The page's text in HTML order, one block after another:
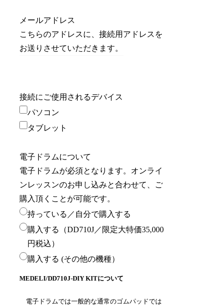
メールアドレス
こちらのアドレスに、接続用アドレスを
お送りさせていただきます。
接続にご使用されるデバイス
パソコン
タブレット
電子ドラムについて
電子ドラムが必須となります。オンライ
ンレッスンのお申し込みと合わせて、ご
購入頂くことが可能です。
持っている／自分で購入する
購入する（DD710J／限定大特価35,000
円税込）
購入する (その他の機種）
MEDELI/DD710J-DIY KITについて
電子ドラムでは一般的な通常のゴムパッドでは